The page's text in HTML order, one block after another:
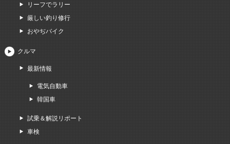
リーフでラリー
厳しい釣り修行
おやぢバイク
クルマ
最新情報
電気自動車
韓国車
試乗＆解説リポート
車検